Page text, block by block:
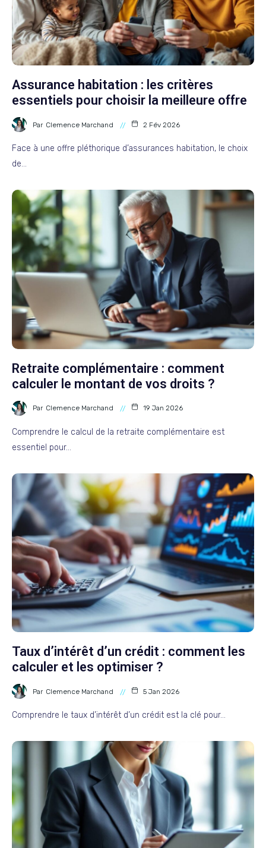
Assurance habitation : les critères
essentiels pour choisir la meilleure offre
Par Clemence Marchand 2 Fév 2026
Face à une offre pléthorique d’assurances habitation, le choix
de…
Retraite complémentaire : comment
calculer le montant de vos droits ?
Par Clemence Marchand 19 Jan 2026
Comprendre le calcul de la retraite complémentaire est
essentiel pour…
Taux d’intérêt d’un crédit : comment les
calculer et les optimiser ?
Par Clemence Marchand 5 Jan 2026
Comprendre le taux d’intérêt d’un crédit est la clé pour…